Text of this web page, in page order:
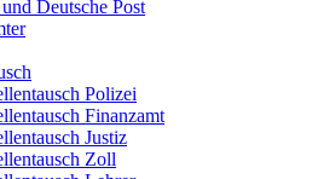
Deutsche Post
Polizei
Finanzamt
Justiz
Zoll